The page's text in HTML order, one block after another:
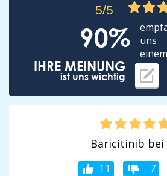
5/5
90%
uns
IHRE MEINUNG
ist uns wichtig
Baricitinib bei
11 7